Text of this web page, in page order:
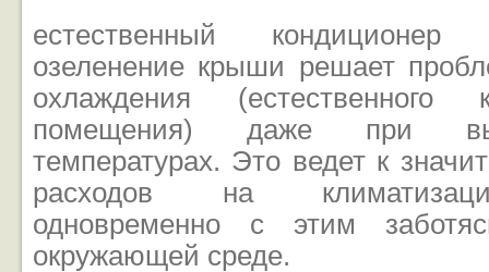
естественный
озеленение крыши решает
охлаждения (естественного
помещения) даже при
температурах. Это ведет к
расходов на
одновременно с этим
окружающей среде.